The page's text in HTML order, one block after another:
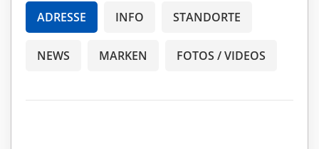
ADRESSE INFO STANDORTE
NEWS MARKEN FOTOS / VIDEOS